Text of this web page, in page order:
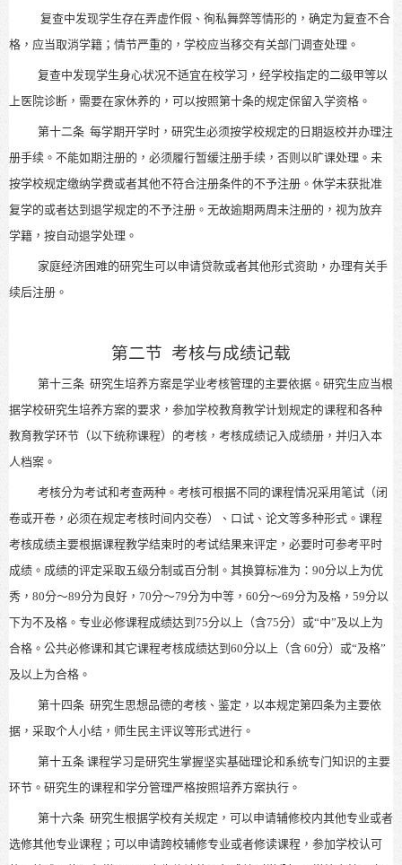
复查中发现学生存在弄虚作假、徇私舞弊等情形的，确定为复查不合
格，应当取消学籍；情节严重的，学校应当移交有关部门调查处理。
复查中发现学生身心状况不适宜在校学习，经学校指定的二级甲等以
上医院诊断，需要在家休养的，可以按照第十条的规定保留入学资格。
第十二条 每学期开学时，研究生必须按学校规定的日期返校并办理注
册手续。不能如期注册的，必须履行暂缓注册手续，否则以旷课处理。未
按学校规定缴纳学费或者其他不符合注册条件的不予注册。休学未获批准
复学的或者达到退学规定的不予注册。无故逾期两周未注册的，视为放弃
学籍，按自动退学处理。
家庭经济困难的研究生可以申请贷款或者其他形式资助，办理有关手
续后注册。
第二节 考核与成绩记载
第十三条 研究生培养方案是学业考核管理的主要依据。研究生应当根
据学校研究生培养方案的要求，参加学校教育教学计划规定的课程和各种
教育教学环节（以下统称课程）的考核，考核成绩记入成绩册，并归入本
人档案。
考核分为考试和考查两种。考核可根据不同的课程情况采用笔试（闭
卷或开卷，必须在规定考核时间内交卷）、口试、论文等多种形式。课程
考核成绩主要根据课程教学结束时的考试结果来评定，必要时可参考平时
成绩。成绩的评定采取五级分制或百分制。其换算标准为：90分以上为优
秀，80分～89分为良好，70分～79分为中等，60分～69分为及格，59分以
下为不及格。专业必修课程成绩达到75分以上（含75分）或“中”及以上为
合格。公共必修课和其它课程考核成绩达到60分以上（含 60分）或“及格”
及以上为合格。
第十四条 研究生思想品德的考核、鉴定，以本规定第四条为主要依
据，采取个人小结，师生民主评议等形式进行。
第十五条 课程学习是研究生掌握坚实基础理论和系统专门知识的主要
环节。研究生的课程和学分管理严格按照培养方案执行。
第十六条 研究生根据学校有关规定，可以申请辅修校内其他专业或者
选修其他专业课程；可以申请跨校辅修专业或者修读课程，参加学校认可